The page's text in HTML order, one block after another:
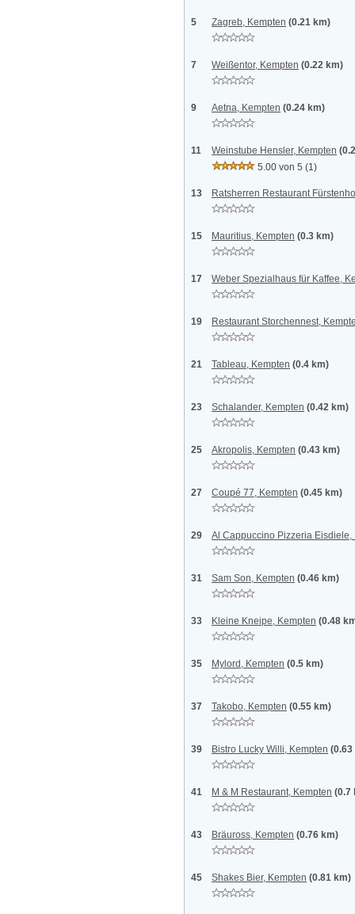
5 Zagreb, Kempten (0.21 km)
7 Weißentor, Kempten (0.22 km)
9 Aetna, Kempten (0.24 km)
11 Weinstube Hensler, Kempten
5.00 von 5 (1)
13 Ratsherren Restaurant
15 Mauritius, Kempten (0.3 km)
17 Weber Spezialhaus für Kaffee,
19 Restaurant Storchennest,
21 Tableau, Kempten (0.4 km)
23 Schalander, Kempten (0.42 km)
25 Akropolis, Kempten (0.43 km)
27 Coupé 77, Kempten (0.45 km)
29 Al Cappuccino Pizzeria Eisdiele,
31 Sam Son, Kempten (0.46 km)
33 Kleine Kneipe, Kempten (0.48
35 Mylord, Kempten (0.5 km)
37 Takobo, Kempten (0.55 km)
39 Bistro Lucky Willi, Kempten
41 M & M Restaurant, Kempten (0.7
43 Bräuross, Kempten (0.76 km)
45 Shakes Bier, Kempten (0.81 km)